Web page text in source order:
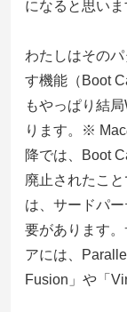
になると思いま
わたしはその
す機能（Boot
もやっぱり結
ります。※
降では、Boot
廃止されたこ
は、サードパ
要があります
アには、
Fusion」や「